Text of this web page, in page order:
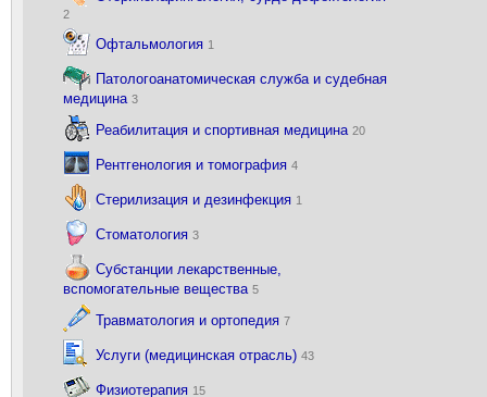
2
Офтальмология 1
Патологоанатомическая служба и судебная
медицина 3
Реабилитация и спортивная медицина 20
Рентгенология и томография 4
Стерилизация и дезинфекция 1
Стоматология 3
Субстанции лекарственные,
вспомогательные вещества 5
Травматология и ортопедия 7
Услуги (медицинская отрасль) 43
Физиотерапия 15